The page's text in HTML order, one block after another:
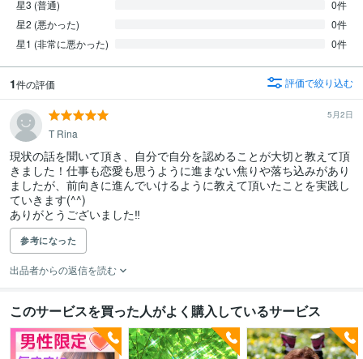
星3 (普通)
0件
星2 (悪かった)
0件
星1 (非常に悪かった)
0件
1件の評価 評価で絞り込む
5月2日
T Rina
現状の話を聞いて頂き、自分で自分を認めることが大切と教えて頂
きました！仕事も恋愛も思うように進まない焦りや落ち込みがあり
ましたが、前向きに進んでいけるように教えて頂いたことを実践し
ていきます(^^)
ありがとうございました‼︎
参考になった
出品者からの返信を読む
このサービスを買った人がよく購入しているサービス